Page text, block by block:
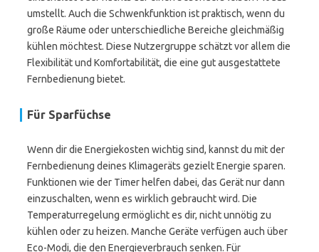
umstellt. Auch die Schwenkfunktion ist praktisch, wenn du
große Räume oder unterschiedliche Bereiche gleichmäßig
kühlen möchtest. Diese Nutzergruppe schätzt vor allem die
Flexibilität und Komfortabilität, die eine gut ausgestattete
Fernbedienung bietet.
Für Sparfüchse
Wenn dir die Energiekosten wichtig sind, kannst du mit der
Fernbedienung deines Klimageräts gezielt Energie sparen.
Funktionen wie der Timer helfen dabei, das Gerät nur dann
einzuschalten, wenn es wirklich gebraucht wird. Die
Temperaturregelung ermöglicht es dir, nicht unnötig zu
kühlen oder zu heizen. Manche Geräte verfügen auch über
Eco-Modi, die den Energieverbrauch senken. Für